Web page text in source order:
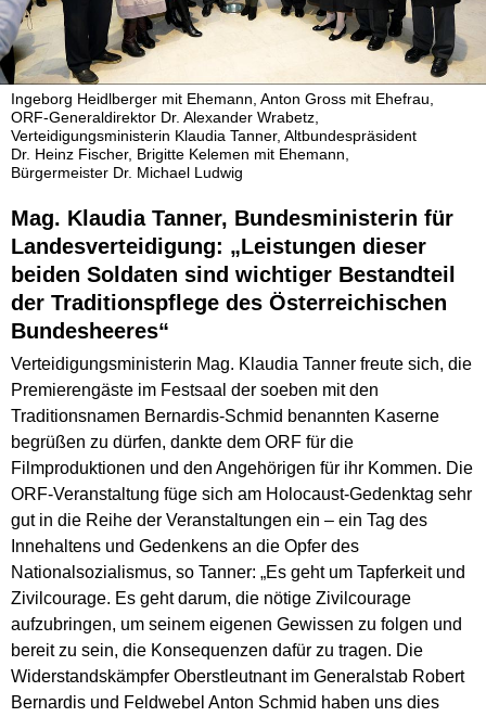
Ingeborg Heidlberger mit Ehemann, Anton Gross mit Ehefrau,
ORF-Generaldirektor Dr. Alexander Wrabetz,
Verteidigungsministerin Klaudia Tanner, Altbundespräsident
Dr. Heinz Fischer, Brigitte Kelemen mit Ehemann,
Bürgermeister Dr. Michael Ludwig
Mag. Klaudia Tanner, Bundesministerin für
Landesverteidigung: „Leistungen dieser
beiden Soldaten sind wichtiger Bestandteil
der Traditionspflege des Österreichischen
Bundesheeres“
Verteidigungsministerin Mag. Klaudia Tanner freute sich, die
Premierengäste im Festsaal der soeben mit den
Traditionsnamen Bernardis-Schmid benannten Kaserne
begrüßen zu dürfen, dankte dem ORF für die
Filmproduktionen und den Angehörigen für ihr Kommen. Die
ORF-Veranstaltung füge sich am Holocaust-Gedenktag sehr
gut in die Reihe der Veranstaltungen ein – ein Tag des
Innehaltens und Gedenkens an die Opfer des
Nationalsozialismus, so Tanner: „Es geht um Tapferkeit und
Zivilcourage. Es geht darum, die nötige Zivilcourage
aufzubringen, um seinem eigenen Gewissen zu folgen und
bereit zu sein, die Konsequenzen dafür zu tragen. Die
Widerstandskämpfer Oberstleutnant im Generalstab Robert
Bernardis und Feldwebel Anton Schmid haben uns dies